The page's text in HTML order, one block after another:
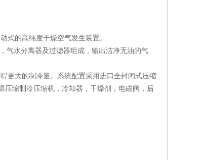
式的高纯度干燥空气发生装置。
气水分离器及过滤器组成，输出洁净无油的气
更大的制冷量。系统配置采用进口全封闭式压缩
压缩制冷压缩机，冷却器，干燥剂，电磁阀，后